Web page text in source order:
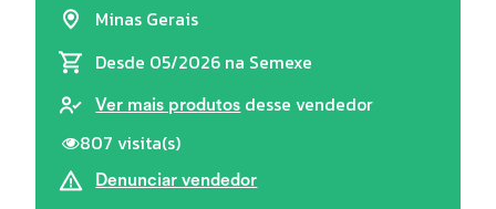
Minas Gerais
Desde 05/2026 na Semexe
Ver mais produtos desse vendedor
807 visita(s)
Denunciar vendedor